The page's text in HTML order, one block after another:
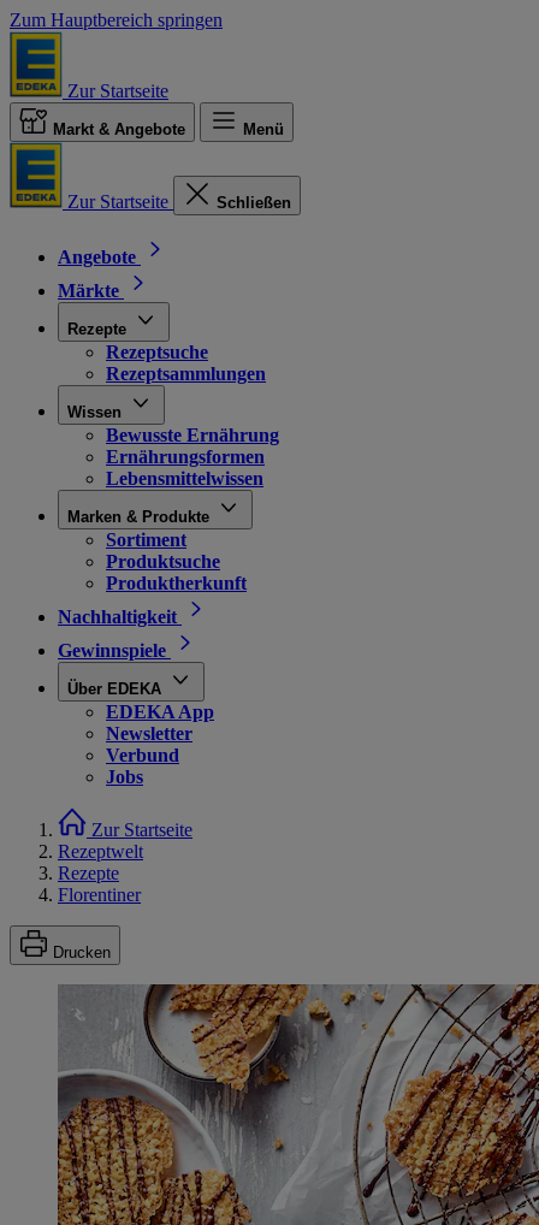
Zum Hauptbereich springen
Zur Startseite
Markt & Angebote Menü
Zur Startseite Schließen
Angebote
Märkte
Rezepte
Rezeptsuche
Rezeptsammlungen
Wissen
Bewusste Ernährung
Ernährungsformen
Lebensmittelwissen
Marken & Produkte
Sortiment
Produktsuche
Produktherkunft
Nachhaltigkeit
Gewinnspiele
Über EDEKA
EDEKA App
Newsletter
Verbund
Jobs
Zur Startseite
Rezeptwelt
Rezepte
Florentiner
Drucken